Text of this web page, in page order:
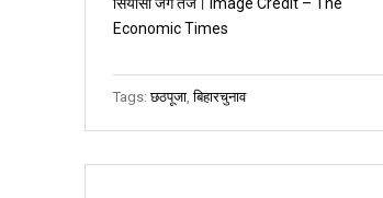
Tags:छठपूजा,बिहारचुनाव